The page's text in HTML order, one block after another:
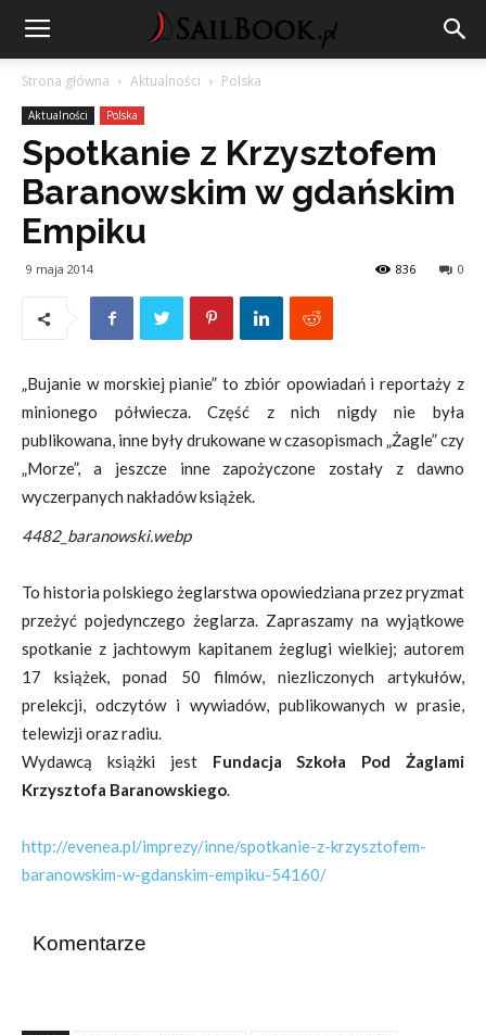
Strona główna Aktualności Polska
Aktualności Polska
Spotkanie z Krzysztofem
Baranowskim w gdańskim
Empiku
9 maja 2014 0
836
„Bujanie w morskiej pianie” to zbiór opowiadań i reportaży z
minionego półwiecza. Część z nich nigdy nie była
publikowana, inne były drukowane w czasopismach „Żagle” czy
„Morze”, a jeszcze inne zapożyczone zostały z dawno
wyczerpanych nakładów książek.
4482_baranowski.webp
To historia polskiego żeglarstwa opowiedziana przez pryzmat
przeżyć pojedynczego żeglarza. Zapraszamy na wyjątkowe
spotkanie z jachtowym kapitanem żeglugi wielkiej; autorem
17 książek, ponad 50 filmów, niezliczonych artykułów,
prelekcji, odczytów i wywiadów, publikowanych w prasie,
telewizji oraz radiu.
Wydawcą książki jestFundacja Szkoła Pod Żaglami
Krzysztofa Baranowskiego.
http://evenea.pl/imprezy/inne/spotkanie-z-krzysztofem-
baranowskim-w-gdanskim-empiku-54160/
Komentarze